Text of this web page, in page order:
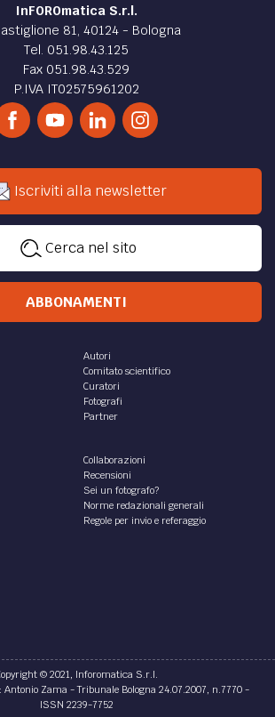
InFOROmatica S.r.l.
81, 40124 - Bologna
Tel. 051.98.43.125
Fax 051.98.43.529
P.IVA IT02575961202
Iscriviti alla newsletter
Cerca nel sito
ABBONAMENTI
Autori
Comitato scientifico
Curatori
Fotografi
Partner
Collaborazioni
Recensioni
Sei un fotografo?
Norme redazionali generali
Regole per invio e referaggio
© 2021, Inforomatica S.r.l.
Antonio Zama - Tribunale Bologna 24.07.2007, n.7770 -
ISSN 2239-7752